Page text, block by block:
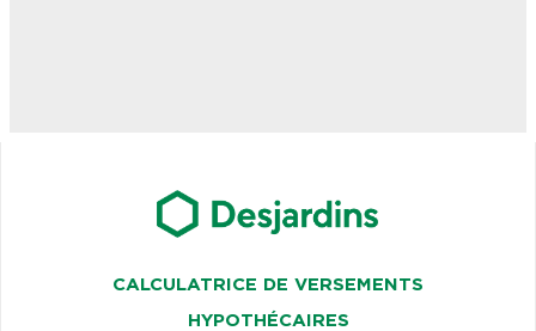
CALCULATRICE DE VERSEMENTS
HYPOTHÉCAIRES